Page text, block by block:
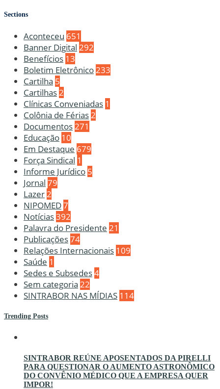
Sections
Aconteceu 651
Banner Digital 292
Benefícios 13
Boletim Eletrônico 233
Cartilha 5
Cartilhas 2
Clínicas Conveniadas 1
Colônia de Férias 2
Documentos 271
Educação 10
Em Destaque 679
Força Sindical 1
Informe Jurídico 5
Jornal 79
Lazer 2
NIPOMED7
Notícias392
Palavra do Presidente 21
Publicações74
Relações Internacionais 109
Saúde 1
Sedes e Subsedes4
Sem categoria 22
SINTRABOR NAS MÍDIAS 114
Trending Posts
SINTRABOR REÚNE APOSENTADOS DA PIRELLI
PARA QUESTIONAR O AUMENTO ASTRONÔMICO
DO CONVÊNIO MÉDICO QUE A EMPRESA QUER
IMPOR!